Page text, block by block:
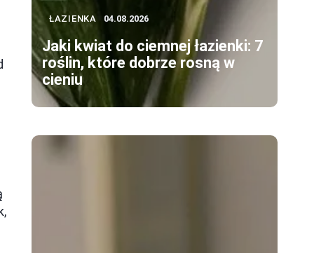
ŁAZIENKA 04.08.2026
Jaki kwiat do ciemnej łazienki: 7
roślin, które dobrze rosną w
cieniu